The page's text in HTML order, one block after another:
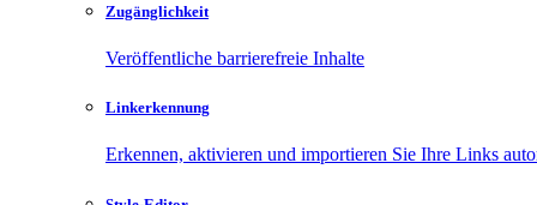
Zugänglichkeit
Veröffentliche barrierefreie Inhalte
Linkerkennung
Erkennen, aktivieren und importieren Sie Ihre Links